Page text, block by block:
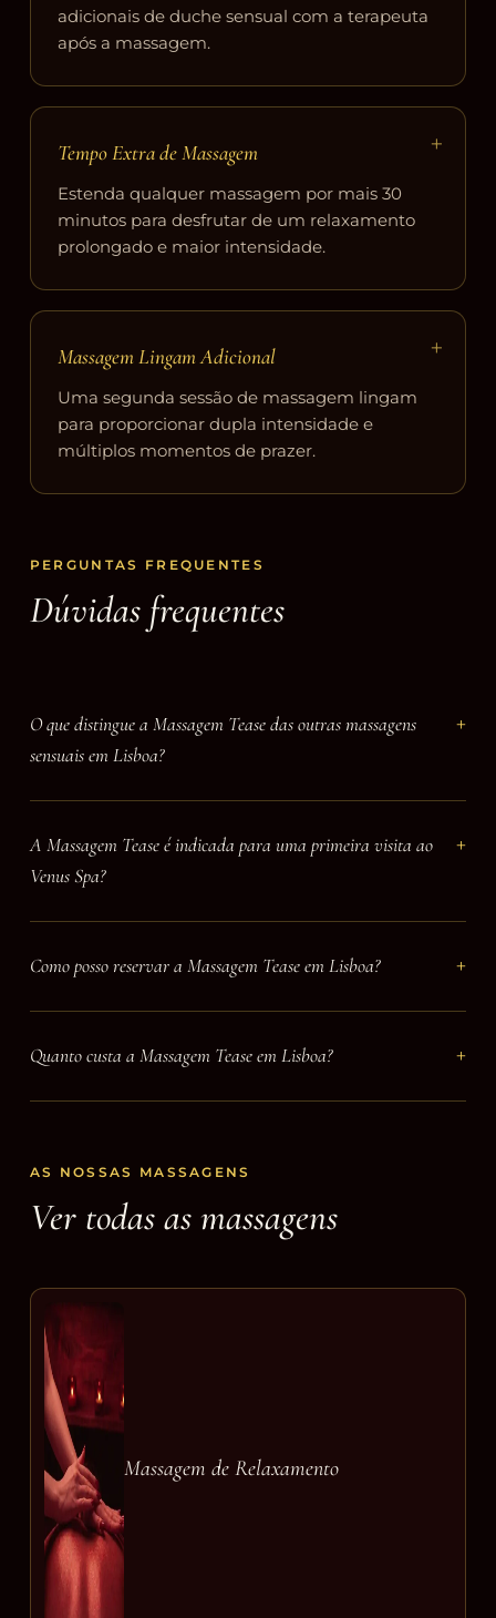
adicionais de duche sensual com a terapeuta
após a massagem.
+
Tempo Extra de Massagem
Estenda qualquer massagem por mais 30
minutos para desfrutar de um relaxamento
prolongado e maior intensidade.
+
Massagem Lingam Adicional
Uma segunda sessão de massagem lingam
para proporcionar dupla intensidade e
múltiplos momentos de prazer.
PERGUNTAS FREQUENTES
Dúvidas frequentes
O que distingue a Massagem Tease das outras massagens
sensuais em Lisboa?
A Massagem Tease é indicada para uma primeira visita ao
Venus Spa?
Como posso reservar a Massagem Tease em Lisboa?
Quanto custa a Massagem Tease em Lisboa?
AS NOSSAS MASSAGENS
Ver todas as massagens
Massagem de Relaxamento